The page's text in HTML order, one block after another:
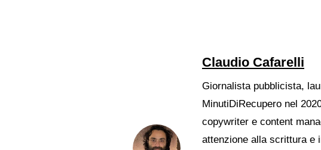
Claudio Cafarelli
Giornalista pubblicista,
MinutiDiRecupero nel
copywriter e content
attenzione alla scrittura e